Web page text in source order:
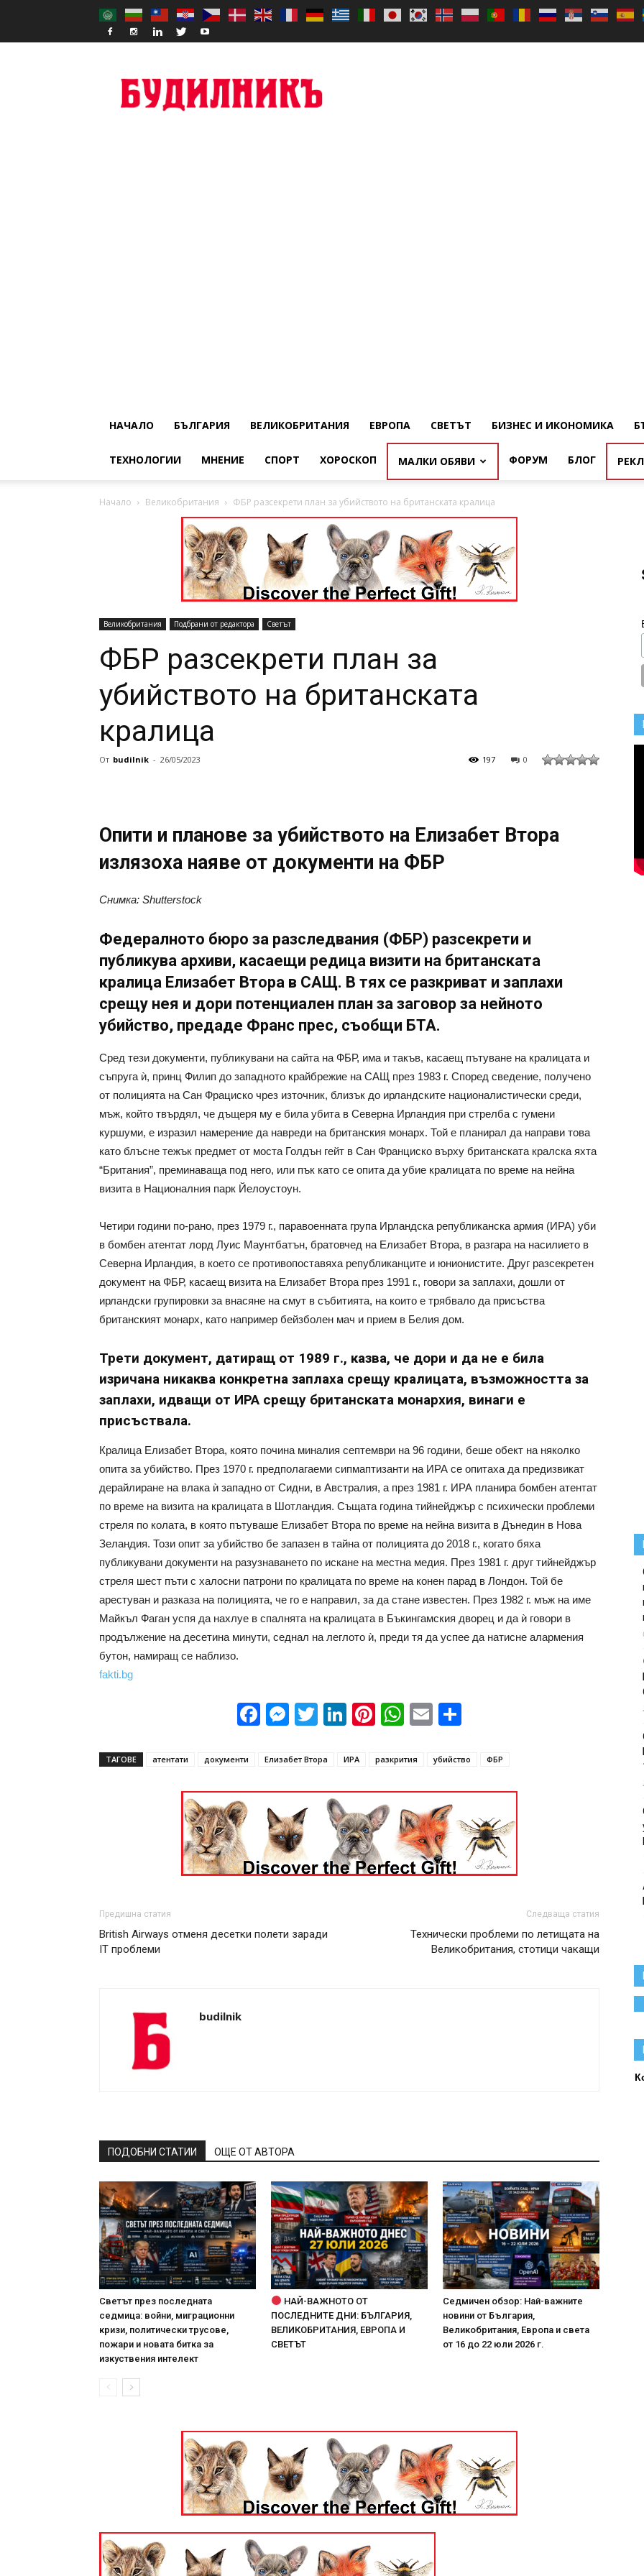
НАЧАЛО БЪЛГАРИЯ ВЕЛИКОБРИТАНИЯ ЕВРОПА СВЕТЪТ БИЗНЕС И ИКОНОМИКА
ТЕХНОЛОГИИ МНЕНИЕ СПОРТ ХОРОСКОП МАЛКИ ОБЯВИ ФОРУМ БЛОГ
Начало Великобритания ФБР разсекрети план за убийството на британската кралица
Великобритания Подбрани от редактора Светът
ФБР разсекрети план за
убийството на британската
кралица
От budilnik - 26/05/2023 0
197
Опити и планове за убийството на Елизабет Втора
излязоха наяве от документи на ФБР
Снимка: Shutterstock
Федералното бюро за разследвания (ФБР) разсекрети и
публикува архиви, касаещи редица визити на британската
кралица Елизабет Втора в САЩ. В тях се разкриват и заплахи
срещу нея и дори потенциален план за заговор за нейното
убийство, предаде Франс прес, съобщи БТА.
Сред тези документи, публикувани на сайта на ФБР, има и такъв, касаещ пътуване на кралицата и
съпруга ѝ, принц Филип до западното крайбрежие на САЩ през 1983 г. Според сведение, получено
от полицията на Сан Фрациско чрез източник, близък до ирландските националистически среди,
мъж, който твърдял, че дъщеря му е била убита в Северна Ирландия при стрелба с гумени
куршуми, е изразил намерение да навреди на британския монарх. Той е планирал да направи това
като блъсне тежък предмет от моста Голдън гейт в Сан Франциско върху британската кралска яхта
“Британия”, преминаваща под него, или пък като се опита да убие кралицата по време на нейна
визита в Националния парк Йелоустоун.
Четири години по-рано, през 1979 г., паравоенната група Ирландска републиканска армия (ИРА) уби
в бомбен атентат лорд Луис Маунтбатън, братовчед на Елизабет Втора, в разгара на насилието в
Северна Ирландия, в което се противопоставяха републиканците и юнионистите. Друг разсекретен
документ на ФБР, касаещ визита на Елизабет Втора през 1991 г., говори за заплахи, дошли от
ирландски групировки за внасяне на смут в събитията, на които е трябвало да присъства
британският монарх, като например бейзболен мач и прием в Белия дом.
Трети документ, датиращ от 1989 г., казва, че дори и да не е била
изричана никаква конкретна заплаха срещу кралицата, възможността за
заплахи, идващи от ИРА срещу британската монархия, винаги е
присъствала.
Кралица Елизабет Втора, която почина миналия септември на 96 години, беше обект на няколко
опита за убийство. През 1970 г. предполагаеми сипмаптизанти на ИРА се опитаха да предизвикат
дерайлиране на влака ѝ западно от Сидни, в Австралия, а през 1981 г. ИРА планира бомбен атентат
по време на визита на кралицата в Шотландия. Същата година тийнейджър с психически проблеми
стреля по колата, в която пътуваше Елизабет Втора по време на нейна визита в Дънедин в Нова
Зеландия. Този опит за убийство бе запазен в тайна от полицията до 2018 г., когато бяха
публикувани документи на разузнаването по искане на местна медия. През 1981 г. друг тийнейджър
стреля шест пъти с халосни патрони по кралицата по време на конен парад в Лондон. Той бе
арестуван и разказа на полицията, че го е направил, за да стане известен. През 1982 г. мъж на име
Майкъл Фаган успя да нахлуе в спалнята на кралицата в Бъкингамския дворец и да ѝ говори в
продължение на десетина минути, седнал на леглото ѝ, преди тя да успее да натисне алармения
бутон, намиращ се наблизо.
fakti.bg
Facebook
Messenger
Twitter
LinkedIn
Pinterest
WhatsApp
Email
ТАГОВЕ атентати документи Елизабет Втора ИРА разкрития убийство ФБР
Предишна статия
British Airways отменя десетки полети заради
IT проблеми
Следваща статия
Технически проблеми по летищата на
Великобритания, стотици чакащи
budilnik
ПОДОБНИ СТАТИИ ОЩЕ ОТ АВТОРА
Светът през последната
седмица: войни, миграционни
кризи, политически трусове,
пожари и новата битка за
изкуствения интелект
НАЙ-ВАЖНОТО ОТ
ПОСЛЕДНИТЕ ДНИ: БЪЛГАРИЯ,
ВЕЛИКОБРИТАНИЯ, ЕВРОПА И
СВЕТЪТ
Седмичен обзор: Най-важните
новини от България,
Великобритания, Европа и света
от 16 до 22 юли 2026 г.